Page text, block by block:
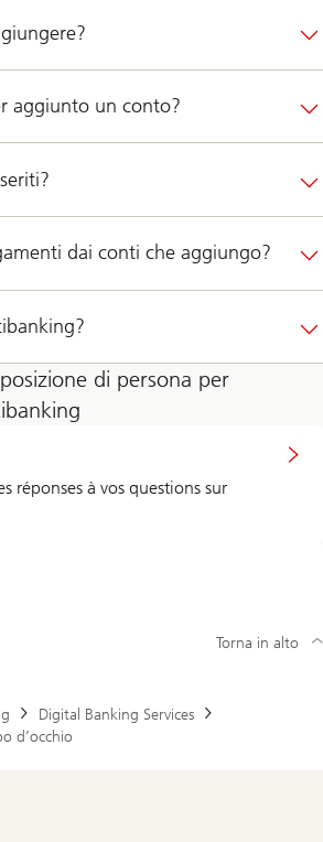
aggiunto un conto?
dai conti che aggiungo?
di persona per
réponses à vos questions sur
Digital Banking Services
d’occhio
Torna in alto